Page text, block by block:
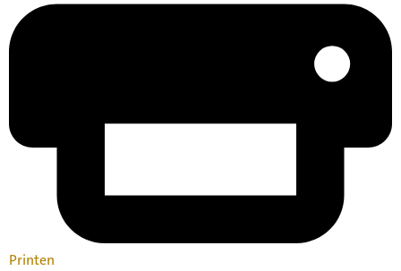
Printen